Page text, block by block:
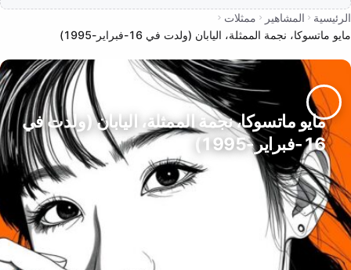
الرئيسية المشاهير
ممثلات
مايو ماتسوكا، نجمة الممثلة، اليابان (ولدت في 16-فبراير-1995)
مايو ماتسوكا، نجمة الممثلة، اليابان (ولدت في
16-فبراير-1995)